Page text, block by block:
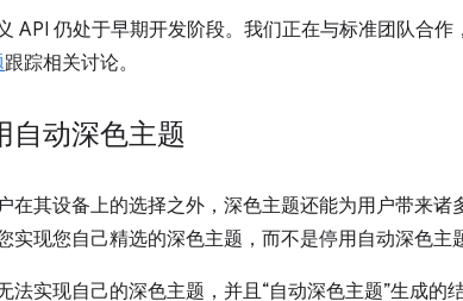
API 仍处于早期开发阶段。我们正在与标准团队合
跟踪相关讨论。
自动深色主题
在其设备上的选择之外，深色主题还能为用户带来
实现您自己精选的深色主题，而不是停用自动深色主
法实现自己的深色主题，并且“自动深色主题”生成的